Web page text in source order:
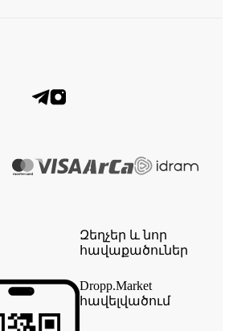
Զեղչեր և նոր
հավաքածուներ
Dropp.Market
հավելվածում